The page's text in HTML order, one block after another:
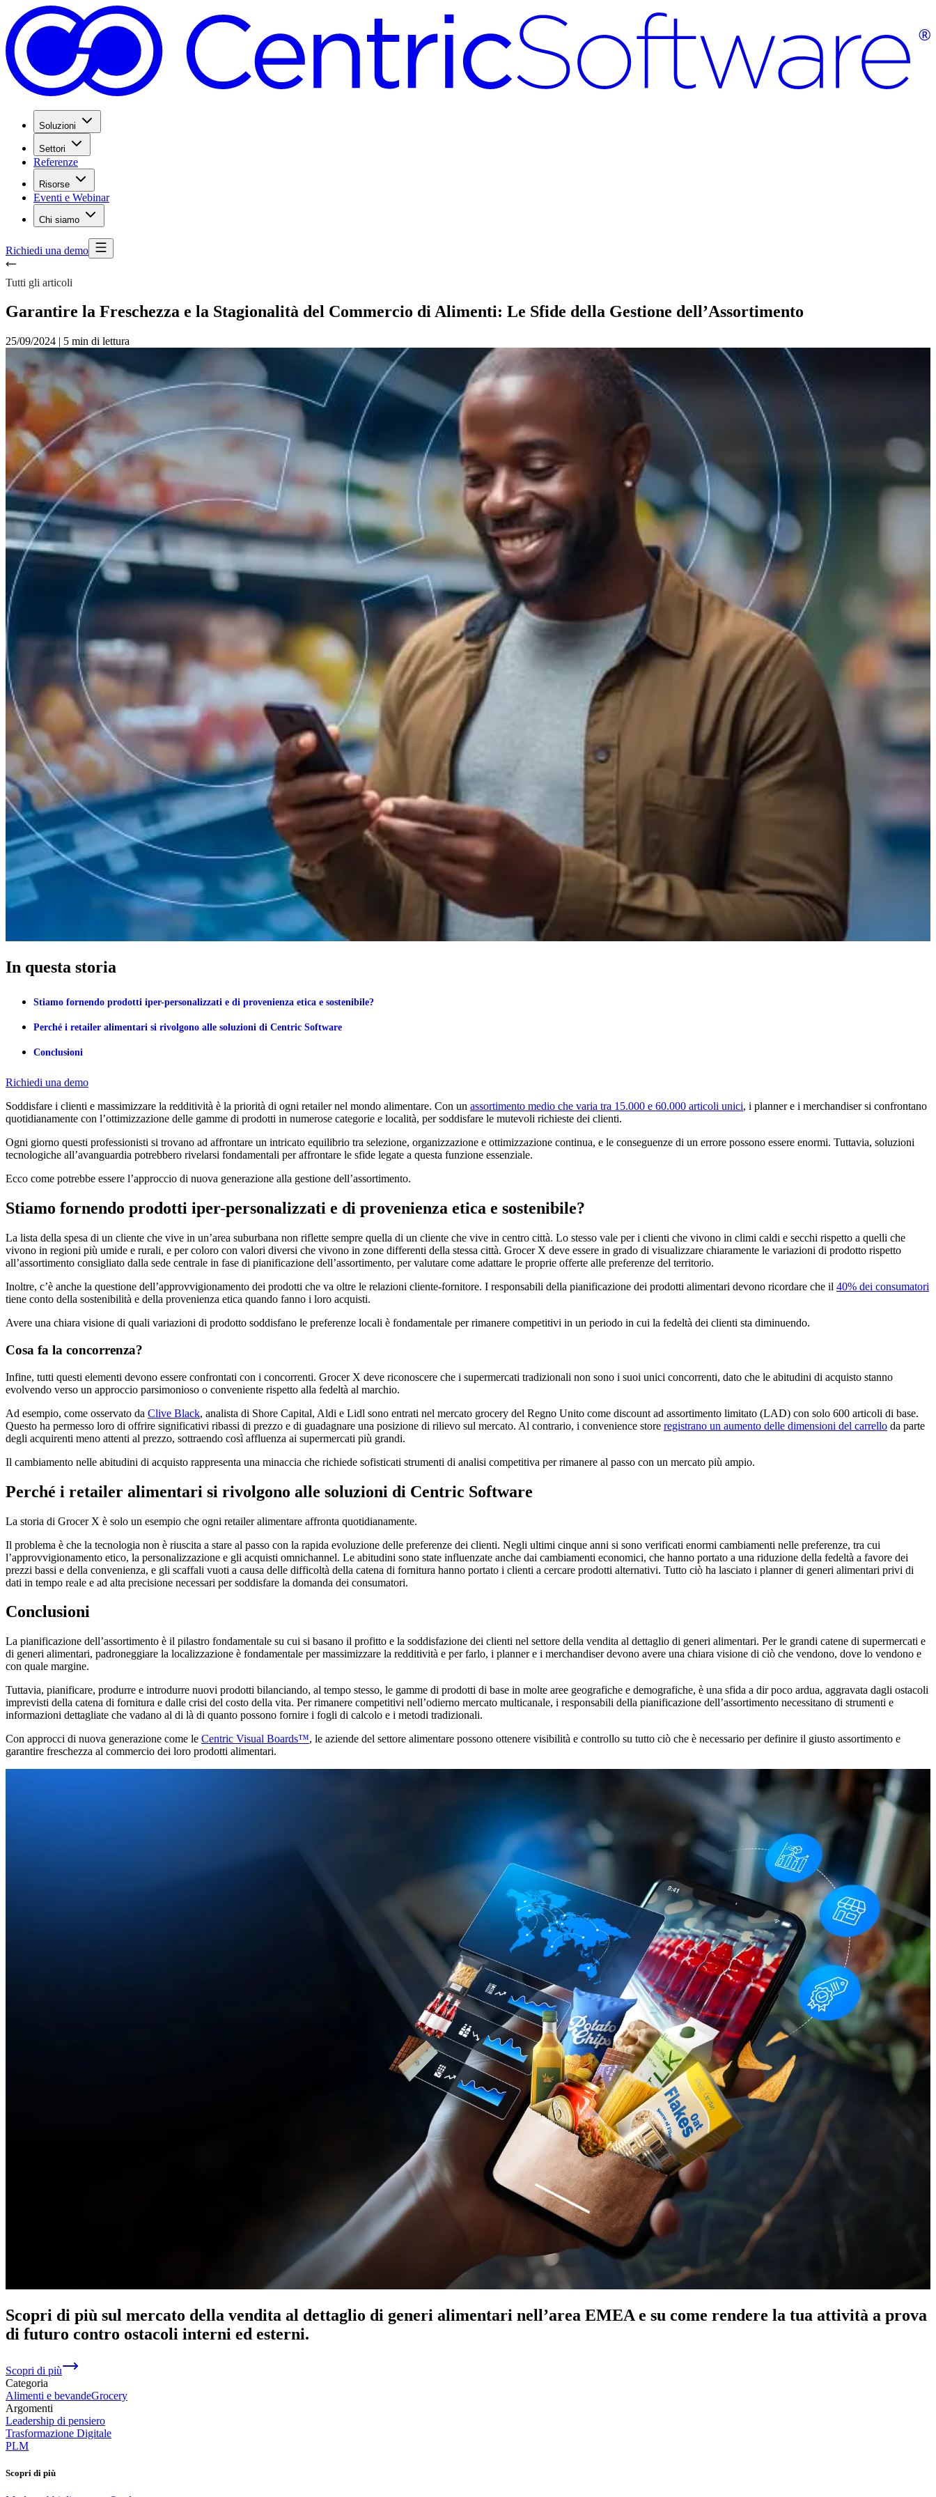
Soluzioni
Settori
Referenze
Risorse
Eventi e Webinar
Chi siamo
Richiedi una demo
Tutti gli articoli
Garantire la Freschezza e la Stagionalità del Commercio di Alimenti: Le Sfide della Gestione dell’Assortimento
25/09/2024 | 5 min di lettura
In questa storia
Stiamo fornendo prodotti iper-personalizzati e di provenienza etica e sostenibile?
Perché i retailer alimentari si rivolgono alle soluzioni di Centric Software
Conclusioni
Richiedi una demo
Soddisfare i clienti e massimizzare la redditività è la priorità di ogni retailer nel mondo alimentare. Con un assortimento medio che varia tra 15.000 e 60.000 articoli unici, i planner e i merchandiser si confrontano
quotidianamente con l’ottimizzazione delle gamme di prodotti in numerose categorie e località, per soddisfare le mutevoli richieste dei clienti.
Ogni giorno questi professionisti si trovano ad affrontare un intricato equilibrio tra selezione, organizzazione e ottimizzazione continua, e le conseguenze di un errore possono essere enormi. Tuttavia, soluzioni
tecnologiche all’avanguardia potrebbero rivelarsi fondamentali per affrontare le sfide legate a questa funzione essenziale.
Ecco come potrebbe essere l’approccio di nuova generazione alla gestione dell’assortimento.
Stiamo fornendo prodotti iper-personalizzati e di provenienza etica e sostenibile?
La lista della spesa di un cliente che vive in un’area suburbana non riflette sempre quella di un cliente che vive in centro città. Lo stesso vale per i clienti che vivono in climi caldi e secchi rispetto a quelli che
vivono in regioni più umide e rurali, e per coloro con valori diversi che vivono in zone differenti della stessa città. Grocer X deve essere in grado di visualizzare chiaramente le variazioni di prodotto rispetto
all’assortimento consigliato dalla sede centrale in fase di pianificazione dell’assortimento, per valutare come adattare le proprie offerte alle preferenze del territorio.
Inoltre, c’è anche la questione dell’approvvigionamento dei prodotti che va oltre le relazioni cliente-fornitore. I responsabili della pianificazione dei prodotti alimentari devono ricordare che il 40% dei consumatori
tiene conto della sostenibilità e della provenienza etica quando fanno i loro acquisti.
Avere una chiara visione di quali variazioni di prodotto soddisfano le preferenze locali è fondamentale per rimanere competitivi in un periodo in cui la fedeltà dei clienti sta diminuendo.
Cosa fa la concorrenza?
Infine, tutti questi elementi devono essere confrontati con i concorrenti. Grocer X deve riconoscere che i supermercati tradizionali non sono i suoi unici concorrenti, dato che le abitudini di acquisto stanno
evolvendo verso un approccio parsimonioso o conveniente rispetto alla fedeltà al marchio.
Ad esempio, come osservato da Clive Black, analista di Shore Capital, Aldi e Lidl sono entrati nel mercato grocery del Regno Unito come discount ad assortimento limitato (LAD) con solo 600 articoli di base.
Questo ha permesso loro di offrire significativi ribassi di prezzo e di guadagnare una posizione di rilievo sul mercato. Al contrario, i convenience store registrano un aumento delle dimensioni del carrello da parte
degli acquirenti meno attenti al prezzo, sottraendo così affluenza ai supermercati più grandi.
Il cambiamento nelle abitudini di acquisto rappresenta una minaccia che richiede sofisticati strumenti di analisi competitiva per rimanere al passo con un mercato più ampio.
Perché i retailer alimentari si rivolgono alle soluzioni di Centric Software
La storia di Grocer X è solo un esempio che ogni retailer alimentare affronta quotidianamente.
Il problema è che la tecnologia non è riuscita a stare al passo con la rapida evoluzione delle preferenze dei clienti. Negli ultimi cinque anni si sono verificati enormi cambiamenti nelle preferenze, tra cui
l’approvvigionamento etico, la personalizzazione e gli acquisti omnichannel. Le abitudini sono state influenzate anche dai cambiamenti economici, che hanno portato a una riduzione della fedeltà a favore dei
prezzi bassi e della convenienza, e gli scaffali vuoti a causa delle difficoltà della catena di fornitura hanno portato i clienti a cercare prodotti alternativi. Tutto ciò ha lasciato i planner di generi alimentari privi di
dati in tempo reale e ad alta precisione necessari per soddisfare la domanda dei consumatori.
Conclusioni
La pianificazione dell’assortimento è il pilastro fondamentale su cui si basano il profitto e la soddisfazione dei clienti nel settore della vendita al dettaglio di generi alimentari. Per le grandi catene di supermercati e
di generi alimentari, padroneggiare la localizzazione è fondamentale per massimizzare la redditività e per farlo, i planner e i merchandiser devono avere una chiara visione di ciò che vendono, dove lo vendono e
con quale margine.
Tuttavia, pianificare, produrre e introdurre nuovi prodotti bilanciando, al tempo stesso, le gamme di prodotti di base in molte aree geografiche e demografiche, è una sfida a dir poco ardua, aggravata dagli ostacoli
imprevisti della catena di fornitura e dalle crisi del costo della vita. Per rimanere competitivi nell’odierno mercato multicanale, i responsabili della pianificazione dell’assortimento necessitano di strumenti e
informazioni dettagliate che vadano al di là di quanto possono fornire i fogli di calcolo e i metodi tradizionali.
Con approcci di nuova generazione come le Centric Visual Boards™, le aziende del settore alimentare possono ottenere visibilità e controllo su tutto ciò che è necessario per definire il giusto assortimento e
garantire freschezza al commercio dei loro prodotti alimentari.
Scopri di più sul mercato della vendita al dettaglio di generi alimentari nell’area EMEA e su come rendere la tua attività a prova
di futuro contro ostacoli interni ed esterni.
Scopri di più
Categoria
Alimenti e bevandeGrocery
Argomenti
Leadership di pensiero
Trasformazione Digitale
PLM
Scopri di più